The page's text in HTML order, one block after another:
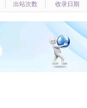
出站次数
收录日期